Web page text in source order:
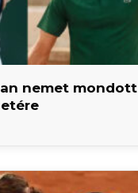
nemet mondott